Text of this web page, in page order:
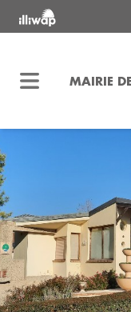
MAIRIE